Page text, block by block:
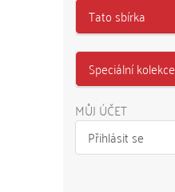
Tato sbírka
Speciální kolekce
MŮJ ÚČET
Přihlásit se